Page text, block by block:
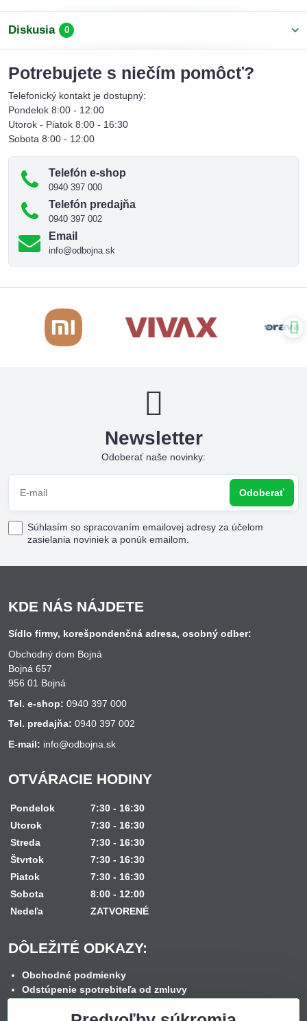
Diskusia 0
Potrebujete s niečím pomôcť?
Telefonický kontakt je dostupný:
Pondelok 8:00 - 12:00
Utorok - Piatok 8:00 - 16:30
Sobota 8:00 - 12:00
Telefón e-shop
0940 397 000
Telefón predajňa
0940 397 002
Email
info@odbojna.sk
Newsletter
Odoberať naše novinky:
Odoberať
Súhlasím so spracovaním emailovej adresy za účelom
zasielania noviniek a ponúk emailom.
KDE NÁS NÁJDETE
Sídlo firmy, korešpondenčná adresa, osobný odber:
Obchodný dom Bojná
Bojná 657
956 01 Bojná
Tel. e-shop: 0940 397 000
Tel. predajňa: 0940 397 002
E-mail: info@odbojna.sk
OTVÁRACIE HODINY
Pondelok
7:30 - 16:30
Utorok
7:30 - 16:30
Streda
7:30 - 16:30
Štvrtok
7:30 - 16:30
Piatok
7:30 - 16:30
Sobota
8:00 - 12:00
Nedeľa
ZATVORENÉ
DÔLEŽITÉ ODKAZY:
Obchodné podmienky
Odstúpenie spotrebiteľa od zmluvy
Reklamačný formulár